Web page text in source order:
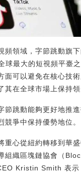
頻領域，字節跳動旗
球最大的短視頻平臺
面可以避免在核心技術
其在全球市場上保持領
節跳動能夠更好地推
競爭中保持優勢地位。
重心從紐約轉移到華
組織區塊鏈協會（
Kristin Smith 表示